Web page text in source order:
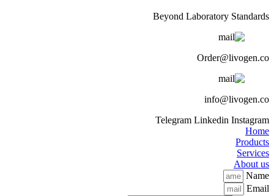
Beyond Laboratory Standards
Order@livogen.co
info@livogen.co
Telegram Linkedin Instagram
Home
Products
Services
About us
Name
Email